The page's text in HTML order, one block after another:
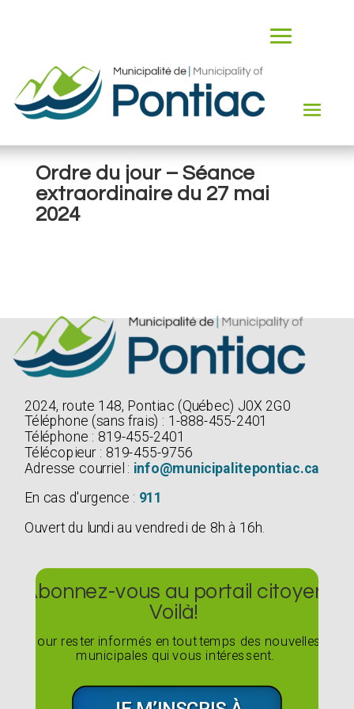
Ordre du jour – Séance
extraordinaire du 27 mai
2024
2024, route 148, Pontiac (Québec) J0X 2G0
Téléphone (sans frais) : 1-888-455-2401
Téléphone : 819-455-2401
Télécopieur : 819-455-9756
Adresse courriel : info@municipalitepontiac.ca
En cas d'urgence : 911
Ouvert du lundi au vendredi de 8h à 16h.
Abonnez-vous au portail citoyen
Voilà!
Pour rester informés en tout temps des nouvelles
municipales qui vous intéressent.